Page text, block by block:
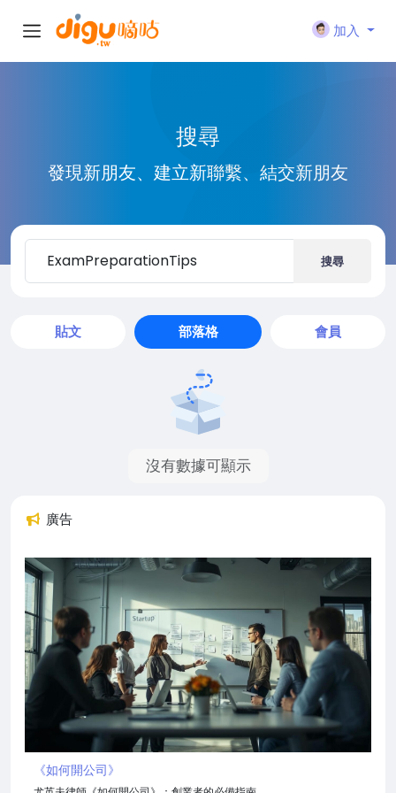
加入
搜尋
發現新朋友、建立新聯繫、結交新朋友
搜尋
貼文 部落格 會員
沒有數據可顯示
廣告
《如何開公司》